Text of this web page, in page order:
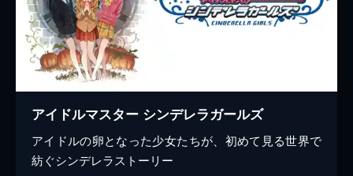
アイドルマスター シンデレラガールズ
アイドルの卵となった少女たちが、初めて見る世界で
紡ぐシンデレラストーリー